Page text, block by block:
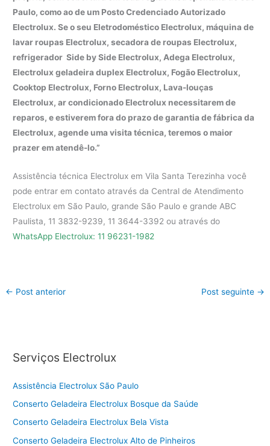
Paulo, como ao de um Posto Credenciado Autorizado
Electrolux. Se o seu Eletrodoméstico Electrolux, máquina de
lavar roupas Electrolux, secadora de roupas Electrolux,
refrigerador Side by Side Electrolux, Adega Electrolux,
Electrolux geladeira duplex Electrolux, Fogão Electrolux,
Cooktop Electrolux, Forno Electrolux, Lava-louças
Electrolux, ar condicionado Electrolux necessitarem de
reparos, e estiverem fora do prazo de garantia de fábrica da
Electrolux, agende uma visita técnica, teremos o maior
prazer em atendê-lo.”
Assistência técnica Electrolux em Vila Santa Terezinha você
pode entrar em contato através da Central de Atendimento
Electrolux em São Paulo, grande São Paulo e grande ABC
Paulista, 11 3832-9239, 11 3644-3392 ou através do
WhatsApp Electrolux: 11 96231-1982
← Post anterior Post seguinte →
Serviços Electrolux
Assistência Electrolux São Paulo
Conserto Geladeira Electrolux Bosque da Saúde
Conserto Geladeira Electrolux Bela Vista
Conserto Geladeira Electrolux Alto de Pinheiros